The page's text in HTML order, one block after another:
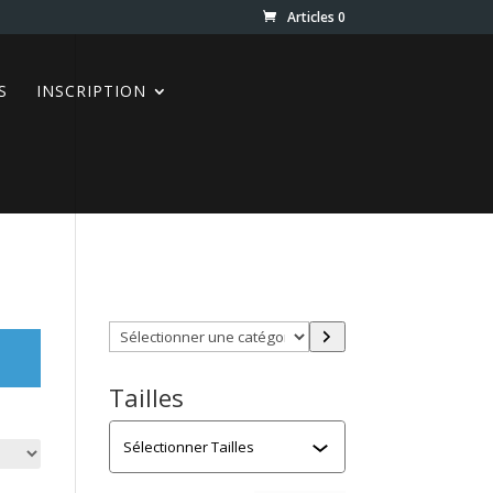
Articles 0
INSCRIPTION
Sélectionner
une
Tailles